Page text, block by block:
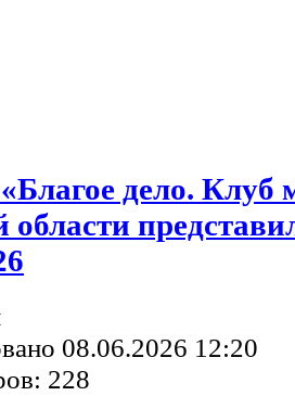
дело. Клуб
08.06.2026 12:20
228